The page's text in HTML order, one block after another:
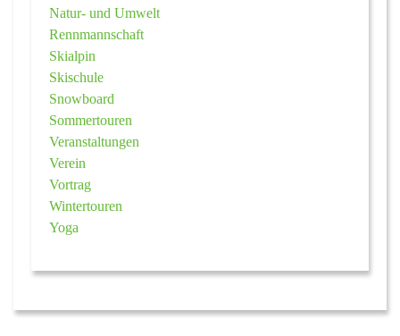
Natur- und Umwelt
Rennmannschaft
Skialpin
Skischule
Snowboard
Sommertouren
Veranstaltungen
Verein
Vortrag
Wintertouren
Yoga